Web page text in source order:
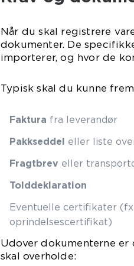
Når du skal registrere
dokumenter. De
importerer, og hvor de
Typisk skal du kunne
Faktura fra leverandør
Pakkseddel eller liste
Fragtbrev eller
Tolddeklaration
Eventuelle certifikater
oprindelsescertifikat)
Udover dokumenterne
skal overholde: